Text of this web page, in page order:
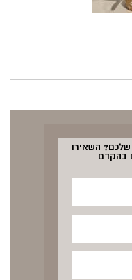
שלכם? השאירו
בהקדם